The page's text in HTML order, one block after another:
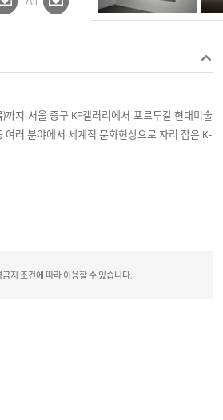
지 서울 중구 KF갤러리에서 포르투갈 현대미술
러 분야에서 세계적 문화현상으로 자리 잡은 K-
지 조건에 따라 이용할 수 있습니다.